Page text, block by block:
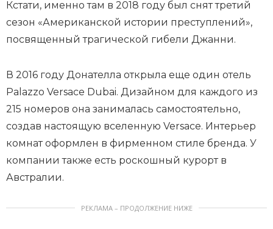
Кстати, именно там в 2018 году был снят третий
сезон «Американской истории преступлений»,
посвященный трагической гибели Джанни.
В 2016 году Донателла открыла еще один отель
Palazzo Versace Dubai. Дизайном для каждого из
215 номеров она занималась самостоятельно,
создав настоящую вселенную Versace. Интерьер
комнат оформлен в фирменном стиле бренда. У
компании также есть роскошный курорт в
Австралии.
РЕКЛАМА – ПРОДОЛЖЕНИЕ НИЖЕ